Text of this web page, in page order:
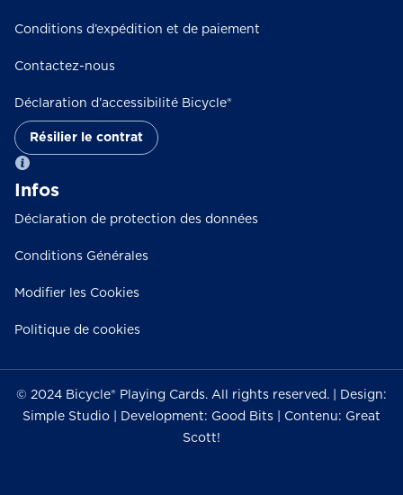
Conditions d’expédition et de paiement
Contactez-nous
Déclaration d’accessibilité Bicycle®
Résilier le contrat
Infos
Déclaration de protection des données
Conditions Générales
Modifier les Cookies
Politique de cookies
© 2024 Bicycle® Playing Cards. All rights reserved. | Design:
Simple Studio | Development: Good Bits | Contenu: Great
Scott!